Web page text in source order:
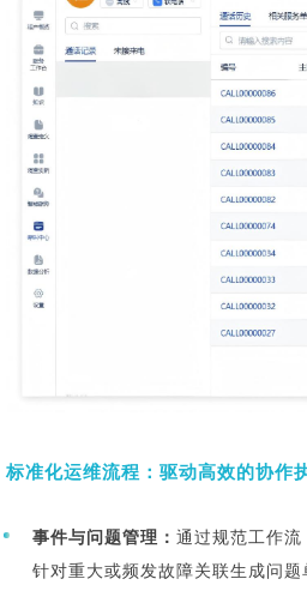
标准化运维流程：驱动高效的协作
事件与问题管理： 通过规范工作
针对重大或频发故障关联生成问题